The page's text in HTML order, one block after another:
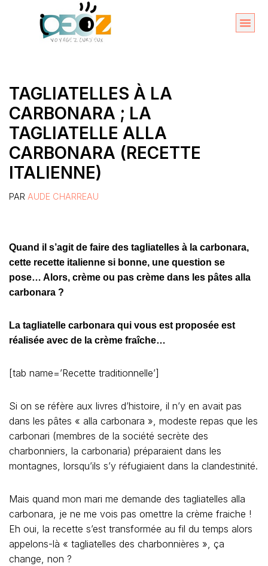
TAGLIATELLES À LA
CARBONARA ; LA
TAGLIATELLE ALLA
CARBONARA (RECETTE
ITALIENNE)
PAR AUDE CHARREAU
Quand il s’agit de faire des tagliatelles à la carbonara,
cette recette italienne si bonne, une question se
pose… Alors, crème ou pas crème dans les pâtes alla
carbonara ?
La tagliatelle carbonara qui vous est proposée est
réalisée avec de la crème fraîche…
[tab name=’Recette traditionnelle’]
Si on se réfère aux livres d’histoire, il n’y en avait pas
dans les pâtes « alla carbonara », modeste repas que les
carbonari (membres de la société secrète des
charbonniers, la carbonaria) préparaient dans les
montagnes, lorsqu’ils s’y réfugiaient dans la clandestinité.
Mais quand mon mari me demande des tagliatelles alla
carbonara, je ne me vois pas omettre la crème fraiche !
Eh oui, la recette s’est transformée au fil du temps alors
appelons-là « tagliatelles des charbonnières », ça
change, non ?